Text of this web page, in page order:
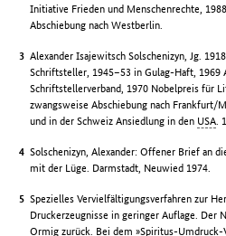
Initiative Frieden und Menschenrechte,
Abschiebung nach Westberlin.
Alexander Isajewitsch Solschenizyn, Jg.
Schriftsteller, 1945–53 in Gulag-Haft, 1969
Schriftstellerverband, 1970 Nobelpreis für
zwangsweise Abschiebung nach Frankfurt/
und in der Schweiz Ansiedlung in den USA
Solschenizyn, Alexander: Offener Brief an
mit der Lüge. Darmstadt, Neuwied 1974.
Spezielles Vervielfältigungsverfahren zur
Druckerzeugnisse in geringer Auflage. Der
Ormig zurück. Bei dem »Spiritus-